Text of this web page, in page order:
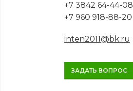
+7 3842 64-44-08
+7 960 918-88-20
inten2011@bk.ru
ЗАДАТЬ ВОПРОС